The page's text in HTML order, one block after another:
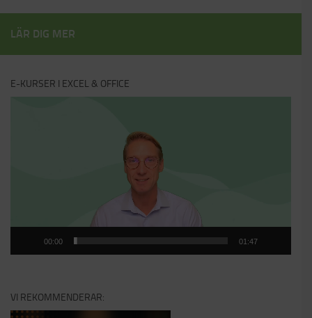
LÄR DIG MER
E-KURSER I EXCEL & OFFICE
00:00 01:47
VI REKOMMENDERAR: